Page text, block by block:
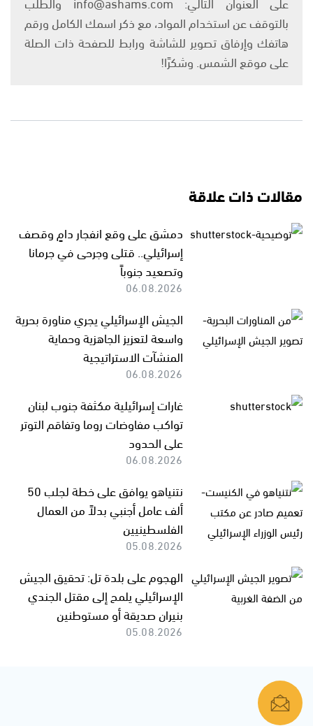
بالتوقف عن استخدام المواد، مع ذكر اسمك الكامل ورقم
هاتفك وإرفاق تصوير للشاشة ورابط للصفحة ذات الصلة
على موقع الشمس. وشكرًا!
مقالات ذات علاقة
دمشق على وقع انفجار دامٍ وقصف
إسرائيلي.. قتلى وجرحى في جرمانا
وتصعيد جنوباً
06.08.2026
الجيش الإسرائيلي يجري مناورة بحرية
واسعة لتعزيز الجاهزية وحماية
المنشآت الاستراتيجية
06.08.2026
غارات إسرائيلية مكثفة جنوب لبنان
تواكب مفاوضات روما وتفاقم التوتر
على الحدود
06.08.2026
نتنياهو يوافق على خطة لجلب 50
ألف عامل أجنبي بدلاً من العمال
الفلسطينيين
05.08.2026
الهجوم على بلدة تل: تحقيق الجيش
الإسرائيلي يلمح إلى مقتل الجندي
بنيران صديقة أو مستوطنين
05.08.2026